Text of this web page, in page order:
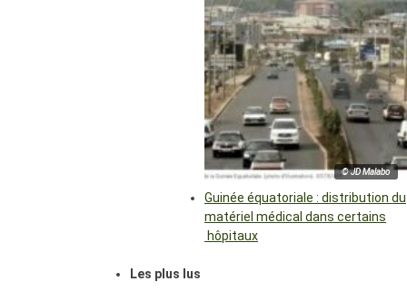
© JD Malabo
Guinée équatoriale : distribution du
matériel médical dans certains
hôpitaux
Les plus lus